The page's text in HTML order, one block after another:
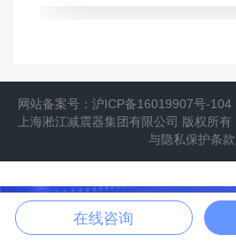
提供隔振方案
拨打021-6697 7771，获取更多产品信息
网站备案号： 沪ICP备16019907号-104
上海淞江减震器集团有限公司 版权所
与隐私保护条款
在线咨询